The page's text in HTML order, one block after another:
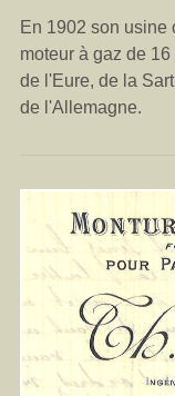
En 1902 son usine
moteur à gaz de
de l'Eure, de la
de l'Allemagne.